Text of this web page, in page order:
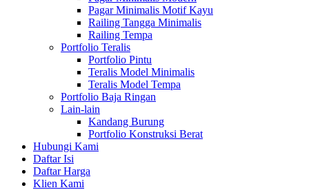
Pagar Minimalis Motif Kayu
Railing Tangga Minimalis
Railing Tempa
Portfolio Teralis
Portfolio Pintu
Teralis Model Minimalis
Teralis Model Tempa
Portfolio Baja Ringan
Lain-lain
Kandang Burung
Portfolio Konstruksi Berat
Hubungi Kami
Daftar Isi
Daftar Harga
Klien Kami